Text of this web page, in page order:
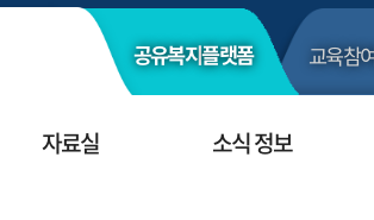
공유복지플랫폼 교육참
자료실 소식 정보